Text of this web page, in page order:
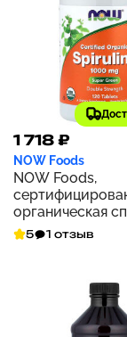
1 718 ₽
NOW Foods
NOW Foods,
органическая
двойная сила
1000 мг, 120
5 1 отзыв